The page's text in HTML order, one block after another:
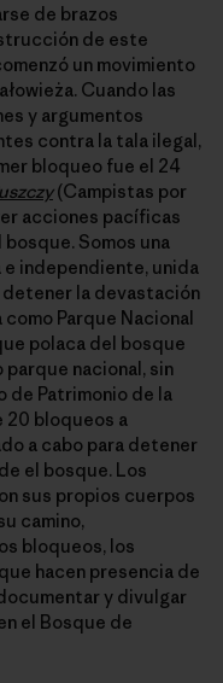
de brazos
de este
un movimiento
Cuando las
y argumentos
contra la tala ilegal,
bloqueo fue el 24
(Campistas por
acciones pacíficas
Somos una
independiente, unida
detener la devastación
Parque Nacional
polaca del bosque
nacional, sin
de Patrimonio de la
20 bloqueos a
a cabo para detener
el bosque. Los
sus propios cuerpos
camino,
bloqueos, los
hacen presencia de
y divulgar
el Bosque de